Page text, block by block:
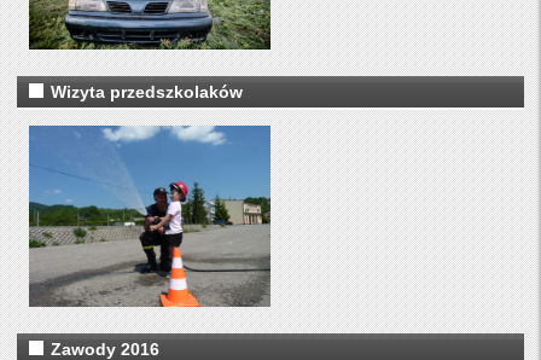
Wizyta przedszkolaków
Zawody 2016